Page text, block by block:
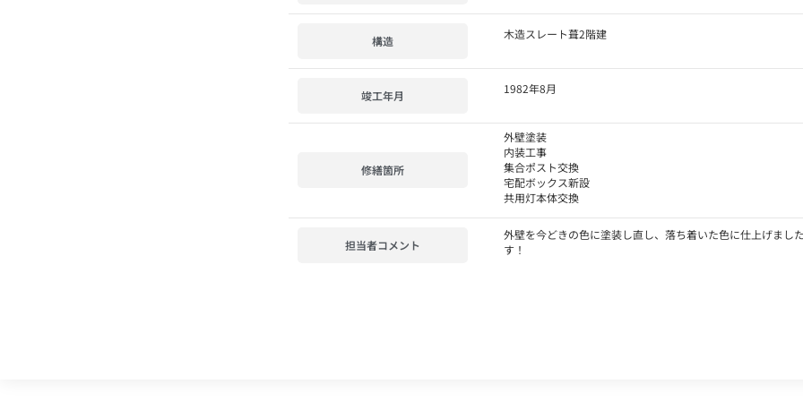
構造 木造スレート葺2階建
竣工年月 1982年8月
修繕箇所
外壁塗装
内装工事
集合ポスト交換
宅配ボックス新設
共用灯本体交換
担当者コメント
外壁を今どきの色に塗装し直し、落ち着いた色に仕上げまし
す！